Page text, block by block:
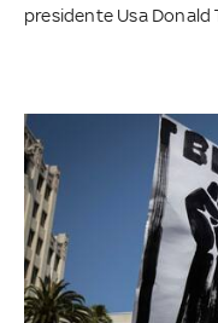
presidente Usa Donald